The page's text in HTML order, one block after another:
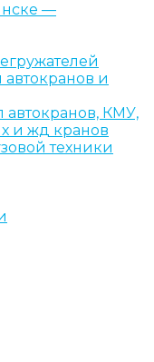
—
и
автокранов, КМУ,
и жд кранов
техники